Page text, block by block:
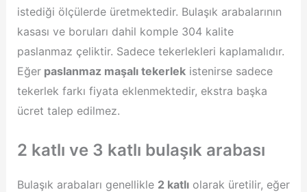
istediği ölçülerde üretmektedir. Bulaşık arabalarının
kasası ve boruları dahil komple 304 kalite
paslanmaz çeliktir. Sadece tekerlekleri kaplamalıdır.
Eğerpaslanmaz maşalı tekerlekistenirse sadece
tekerlek farkı fiyata eklenmektedir, ekstra başka
ücret talep edilmez.
2 katlı ve 3 katlı bulaşık arabası
Bulaşık arabaları genellikle 2 katlıolarak üretilir, eğer